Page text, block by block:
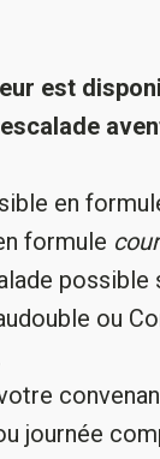
est
en
formule
possible
ou
journée